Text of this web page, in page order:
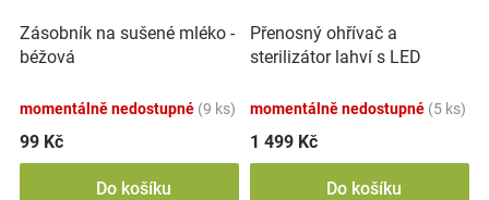
Zásobník na sušené mléko -
béžová
momentálně nedostupné (9 ks)
99 Kč
Do košíku
Přenosný ohřívač a
sterilizátor lahví s LED
momentálně nedostupné (5 ks)
1 499 Kč
Do košíku